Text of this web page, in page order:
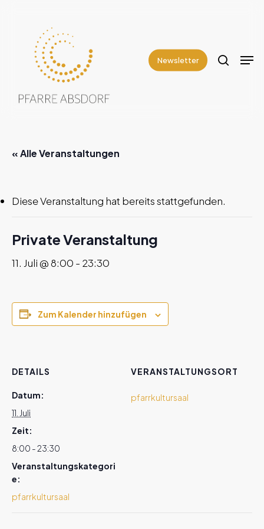
content
Newsletter
« Alle Veranstaltungen
Diese Veranstaltung hat bereits stattgefunden.
Private Veranstaltung
11. Juli @ 8:00 - 23:30
Zum Kalender hinzufügen
DETAILS
Datum:
11. Juli
Zeit:
8:00 - 23:30
Veranstaltungskategori
e:
pfarrkultursaal
VERANSTALTUNGSORT
pfarrkultursaal
Menu